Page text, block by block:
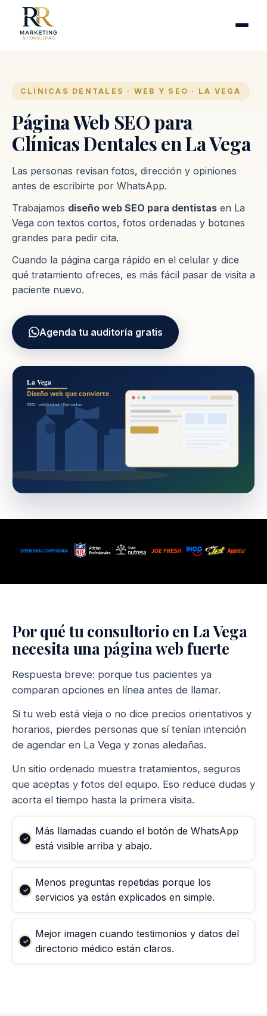
Industrias
Proceso
Contacto
CLÍNICAS DENTALES · WEB Y SEO · LA VEGA
Página Web SEO para
Clínicas Dentales en La Vega
Las personas revisan fotos, dirección y opiniones
antes de escribirte por WhatsApp.
Trabajamos diseño web SEO para dentistas en La
Vega con textos cortos, fotos ordenadas y botones
grandes para pedir cita.
Cuando la página carga rápido en el celular y dice
qué tratamiento ofreces, es más fácil pasar de visita a
paciente nuevo.
Agenda tu auditoría gratis
Por qué tu consultorio en La Vega
necesita una página web fuerte
Respuesta breve: porque tus pacientes ya
comparan opciones en línea antes de llamar.
Si tu web está vieja o no dice precios orientativos y
horarios, pierdes personas que sí tenían intención
de agendar en La Vega y zonas aledañas.
Un sitio ordenado muestra tratamientos, seguros
que aceptas y fotos del equipo. Eso reduce dudas y
acorta el tiempo hasta la primera visita.
Más llamadas cuando el botón de WhatsApp
está visible arriba y abajo.
Menos preguntas repetidas porque los
servicios ya están explicados en simple.
Mejor imagen cuando testimonios y datos del
directorio médico están claros.